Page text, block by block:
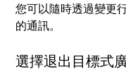
您可以隨時透過變更
的通訊。
選擇退出目標式